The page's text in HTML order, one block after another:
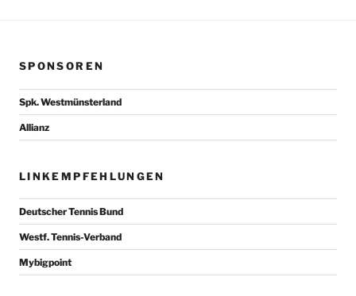
SPONSOREN
Spk. Westmünsterland
Allianz
LINKEMPFEHLUNGEN
Deutscher Tennis Bund
Westf. Tennis-Verband
Mybigpoint